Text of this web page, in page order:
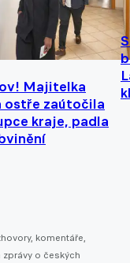
Majitelka
ostře zaútočila
kraje, padla
komentáře,
zprávy o českých